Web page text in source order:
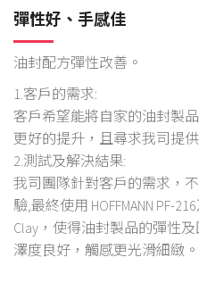
彈性好、手感佳
油封配方彈性改善。
1.客戶的需求:
客戶希望能將自家的油封製
更好的提升，且尋求我司提
2.測試及解決結果:
我司團隊針對客戶的需求，
驗,最終使用 HOFFMANN PF-
Clay，使得油封製品的彈性
澤度良好，觸感更光滑細緻